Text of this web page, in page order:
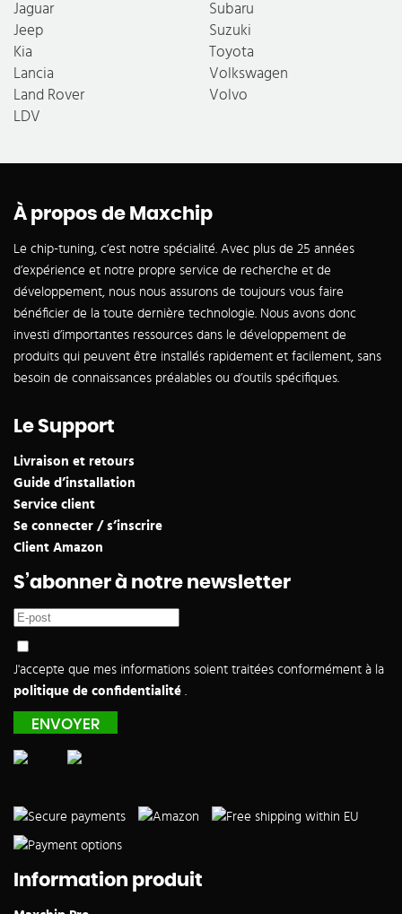
Jaguar
Jeep
Kia
Lancia
Land Rover
LDV
Subaru
Suzuki
Toyota
Volkswagen
Volvo
À propos de Maxchip
Le chip-tuning, c’est notre spécialité. Avec plus de 25 années
d’expérience et notre propre service de recherche et de
développement, nous nous assurons de toujours vous faire
bénéficier de la toute dernière technologie. Nous avons donc
investi d’importantes ressources dans le développement de
produits qui peuvent être installés rapidement et facilement, sans
besoin de connaissances préalables ou d’outils spécifiques.
Le Support
Livraison et retours
Guide d’installation
Service client
Se connecter / s’inscrire
Client Amazon
S’abonner à notre newsletter
J'accepte que mes informations soient traitées conformément à la
politique de confidentialité .
Information produit